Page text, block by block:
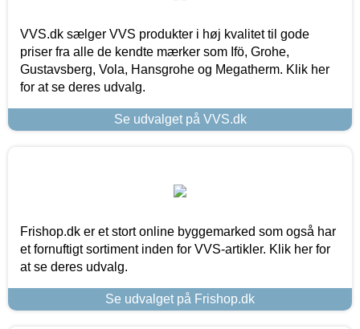
VVS.dk sælger VVS produkter i høj kvalitet til gode
priser fra alle de kendte mærker som Ifö, Grohe,
Gustavsberg, Vola, Hansgrohe og Megatherm. Klik her
for at se deres udvalg.
Se udvalget på VVS.dk
Frishop.dk er et stort online byggemarked som også har
et fornuftigt sortiment inden for VVS-artikler. Klik her for
at se deres udvalg.
Se udvalget på Frishop.dk